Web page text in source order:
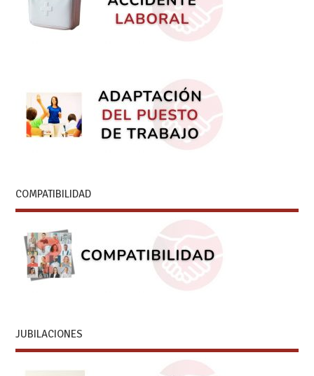
COMPATIBILIDAD
JUBILACIONES